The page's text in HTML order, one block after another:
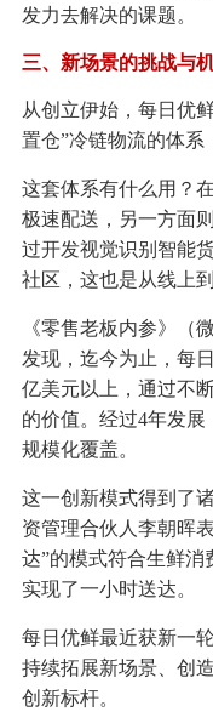
发力去解决的课题。
三、新场景的挑战与
从创立伊始，每日优
置仓”冷链物流的体系
这套体系有什么用？
极速配送，另一方面
过开发视觉识别智能
社区，这也是从线上
《零售老板内参》（
发现，迄今为止，每
亿美元以上，通过不
的价值。经过4年发
规模化覆盖。
这一创新模式得到了
资管理合伙人李朝晖
达”的模式符合生鲜
实现了一小时送达。
每日优鲜最近获新一
持续拓展新场景、创
创新标杆。